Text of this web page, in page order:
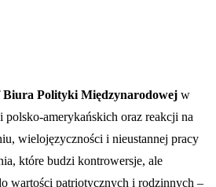
Biura Polityki Międzynarodowej w
amerykańskich oraz reakcji na
wielojęzyczności i nieustannej pracy
które budzi kontrowersje, ale
wartości patriotycznych i rodzinnych –